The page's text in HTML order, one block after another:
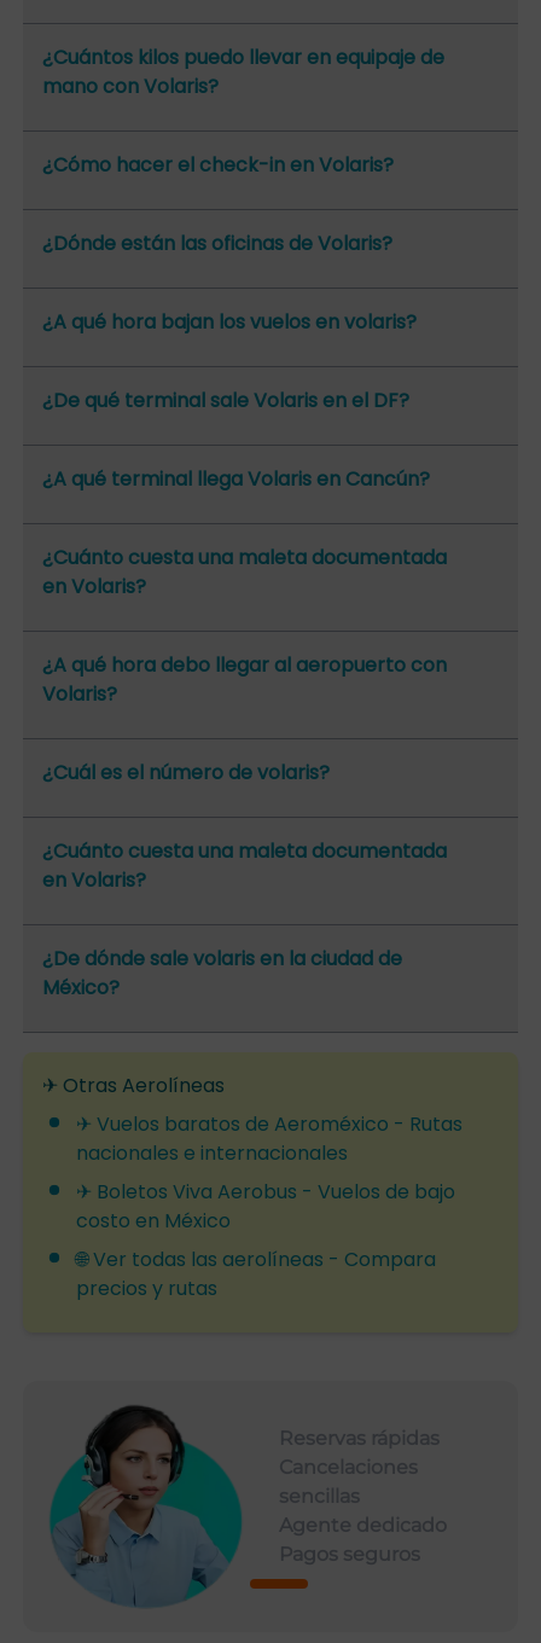
¿Cuántos kilos puedo llevar en equipaje de
mano con Volaris?
¿Cómo hacer el check-in en Volaris?
¿Dónde están las oficinas de Volaris?
¿A qué hora bajan los vuelos en volaris?
¿De qué terminal sale Volaris en el DF?
¿A qué terminal llega Volaris en Cancún?
¿Cuánto cuesta una maleta documentada
en Volaris?
¿A qué hora debo llegar al aeropuerto con
Volaris?
¿Cuál es el número de volaris?
¿Cuánto cuesta una maleta documentada
en Volaris?
¿De dónde sale volaris en la ciudad de
México?
✈ Otras Aerolíneas
✈ Vuelos baratos de Aeroméxico - Rutas
nacionales e internacionales
✈ Boletos Viva Aerobus - Vuelos de bajo
costo en México
🌐 Ver todas las aerolíneas - Compara
precios y rutas
Reservas rápidas
Cancelaciones
sencillas
Agente dedicado
Pagos seguros